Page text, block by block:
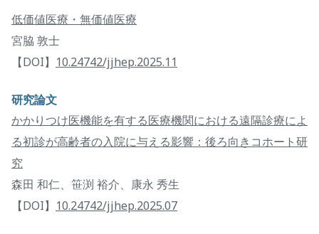
低価値医療・無価値医療
宮脇 敦士
【DOI】 10.24742/jjhep.2025.11
研究論文
かかりつけ医機能を有する医療機関における遠隔診療によ
る初診が高齢者の入院に与える影響：後ろ向きコホート研
究
森田 和仁、笹渕 裕介、康永 秀生
【DOI】 10.24742/jjhep.2025.07